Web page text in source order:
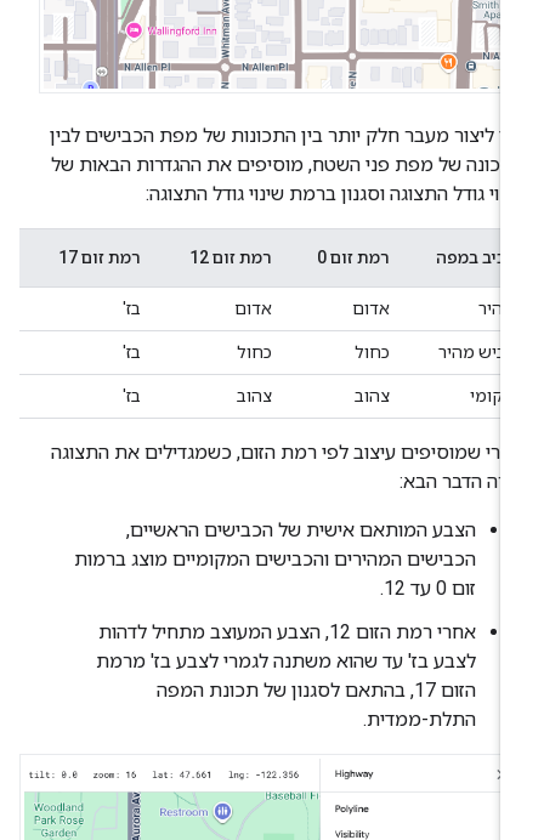
ליצור מעבר חלק יותר בין התכונות של מפת הכבישים לבין
של מפת פני השטח, מוסיפים את ההגדרות הבאות של
גודל התצוגה וסגנון ברמת שינוי גודל התצוגה:
רכיב במפה רמת זום 0 רמת זום 12 רמת זום 17
אדום אדום
כביש מהיר כחול כחול
מקומי צהוב צהוב
שמוסיפים עיצוב לפי רמת הזום, כשמגדילים את התצוגה
הדבר הבא:
הצבע המותאם אישית של הכבישים הראשיים,
הכבישים המהירים והכבישים המקומיים מוצג ברמות
אחרי רמת הזום 12, הצבע המעוצב מתחיל לדהות
לצבע בז' עד שהוא משתנה לגמרי לצבע בז' מרמת
הזום 17, בהתאם לסגנון של תכונת המפה
התלת-ממדית.